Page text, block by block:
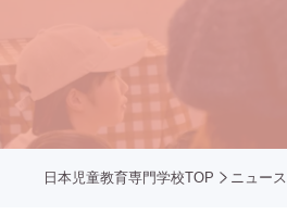
日本児童教育専門学校TOP ニュース